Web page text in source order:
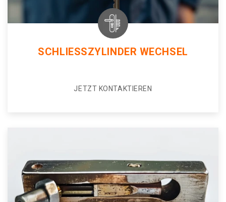
SCHLIESSZYLINDER WECHSEL
JETZT KONTAKTIEREN